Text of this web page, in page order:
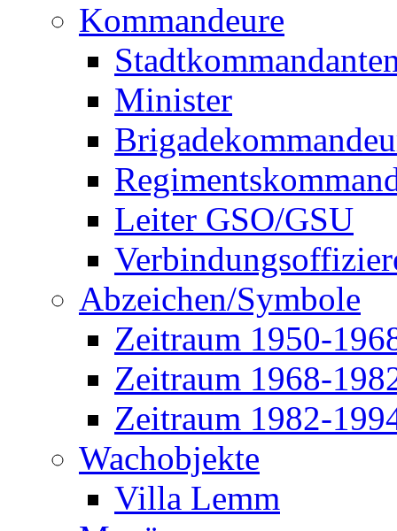
Kommandeure
Minister
Leiter GSO/GSU
Abzeichen/Symbole
Zeitraum 1950-
Zeitraum 1968-
Zeitraum 1982-
Wachobjekte
Villa Lemm